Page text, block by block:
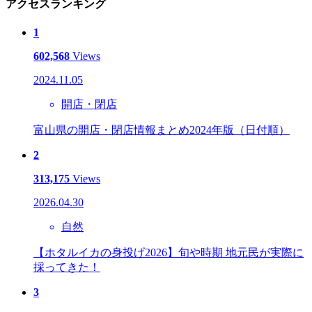
アクセスランキング
1
602,568 Views
2024.11.05
開店・閉店
富山県の開店・閉店情報まとめ2024年版（日付順）
2
313,175 Views
2026.04.30
自然
【ホタルイカの身投げ2026】旬や時期 地元民が実際に
採ってきた！
3